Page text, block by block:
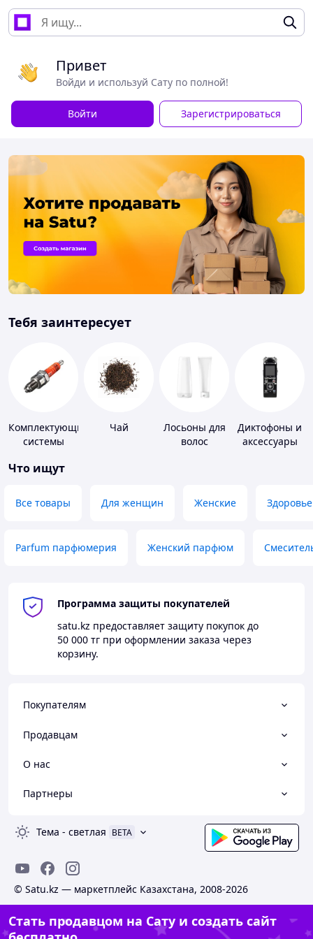
Привет
Войди и используй Сату по полной!
Войти Зарегистрироваться
Тебя заинтересует
Комплектующие
системы
Чай
Лосьоны для
волос
Диктофоны и
аксессуары
Что ищут
Все товары Для женщин Женские Здоровье
Parfum парфюмерия Женский парфюм
Программа защиты покупателей
satu.kz предоставляет защиту покупок до
50 000 тг при оформлении заказа через
корзину.
Покупателям
Продавцам
О нас
Партнеры
Тема - светлая BETA
© Satu.kz — маркетплейс Казахстана, 2008-2026
Стать продавцом на Сату и создать сайт